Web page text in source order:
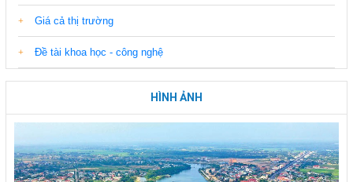
Giá cả thị trường
Đề tài khoa học - công nghệ
HÌNH ẢNH